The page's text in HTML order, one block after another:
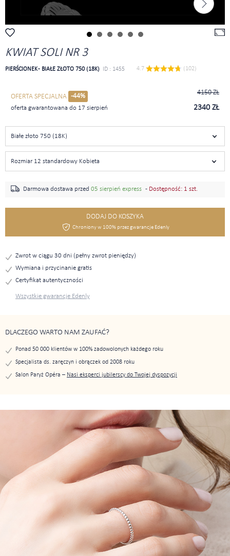
KWIAT SOLI NR 3
PIERŚCIONEK - BIAŁE ZŁOTO 750 (18K) ID : 1455 4.7 (102)
OFERTA SPECJALNA -44%
oferta gwarantowana do 17 sierpień
4150 ZŁ
2340 ZŁ
Białe złoto 750 (18K)
Rozmiar 12 standardowy Kobieta
Darmowa dostawa przed 05 sierpień express - Dostępność: 1 szt.
DODAJ DO KOSZYKA
Chroniony w 100% przez gwarancje Edenly
Zwrot w ciągu 30 dni (pełny zwrot pieniędzy)
Wymiana i przycinanie gratis
Certyfikat autentyczności
Wszystkie gwarancje Edenly
DLACZEGO WARTO NAM ZAUFAĆ?
Ponad 50 000 klientów w 100% zadowolonych każdego roku
Specjalista ds. zaręczyn i obrączek od 2008 roku
Salon Paryż Opéra – Nasi eksperci jubilerscy do Twojej dyspozycji